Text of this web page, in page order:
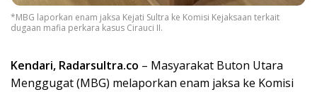
*MBG laporkan enam jaksa Kejati Sultra ke Komisi Kejaksaan terkait
dugaan mafia perkara kasus Cirauci II.
Kendari, Radarsultra.co – Masyarakat Buton Utara
Menggugat (MBG) melaporkan enam jaksa ke Komisi